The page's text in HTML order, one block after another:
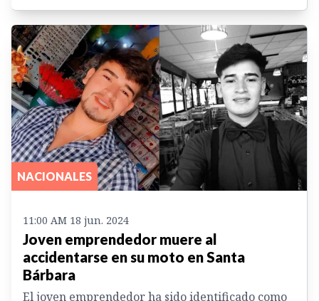
NACIONALES
11:00 AM 18 jun. 2024
Joven emprendedor muere al
accidentarse en su moto en Santa
Bárbara
El joven emprendedor ha sido identificado como